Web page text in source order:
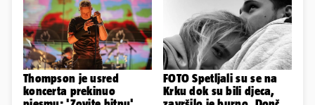
Thompson je usred
koncerta prekinuo
FOTO Spetljali su se na
Krku dok su bili djeca,